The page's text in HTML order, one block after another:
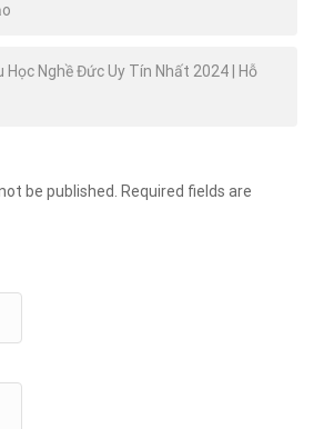
Học Nghề Đức Uy Tín Nhất 2024 | Hỗ
be published. Required fields are